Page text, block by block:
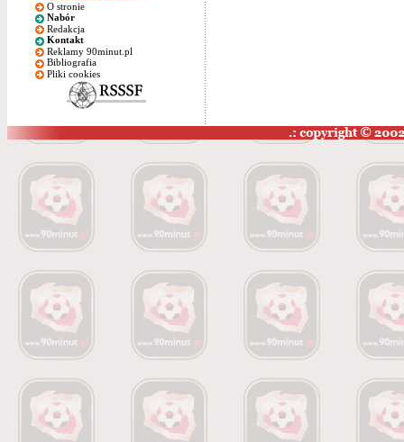
O stronie
Nabór
Redakcja
Kontakt
Reklamy 90minut.pl
Bibliografia
Pliki cookies